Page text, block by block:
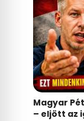
Magyar
– eljött az